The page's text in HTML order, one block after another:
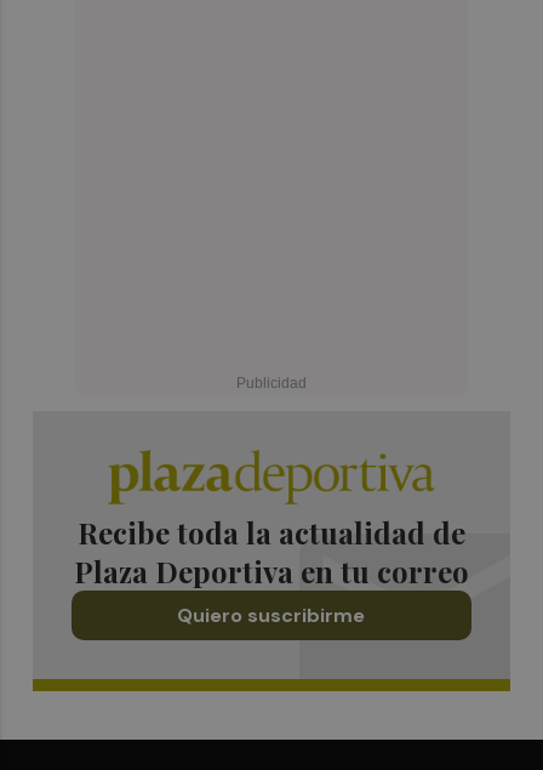
Recibe toda la actualidad de
Plaza Deportiva en tu correo
Quiero suscribirme